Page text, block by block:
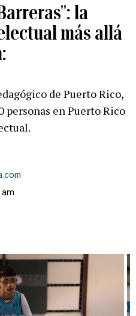
la
más allá
de Puerto Rico,
personas en Puerto Rico
am